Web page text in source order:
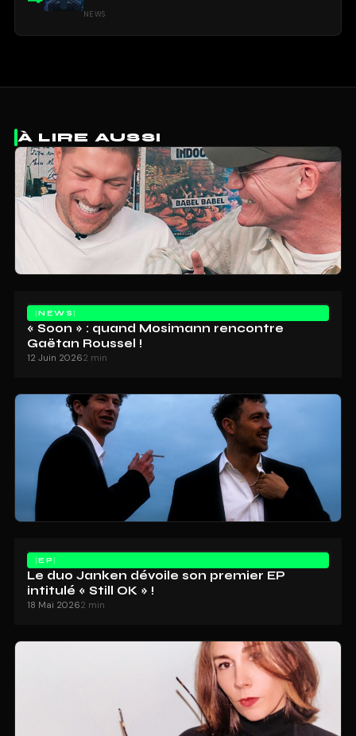
NEWS
À LIRE AUSSI
NEWS
« Soon » : quand Mosimann rencontre
Gaëtan Roussel !
12 Juin 20262 min
EP
Le duo Janken dévoile son premier EP
intitulé « Still OK » !
18 Mai 20262 min